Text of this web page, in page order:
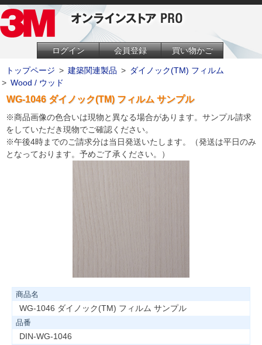
ログイン 会員登録 買い物かご
トップページ > 建築関連製品 > ダイノック(TM) フィルム
> Wood / ウッド
WG-1046 ダイノック(TM) フィルム サンプル
※商品画像の色合いは現物と異なる場合があります。サンプル請求
をしていただき現物でご確認ください。
※午後4時までのご請求分は当日発送いたします。（発送は平日のみ
となっております。予めご了承ください。）
商品名
WG-1046 ダイノック(TM) フィルム サンプル
品番
DIN-WG-1046